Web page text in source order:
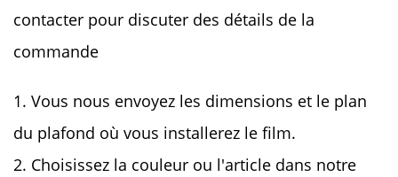
contacter pour discuter des détails de la
commande
1. Vous nous envoyez les dimensions et le plan
du plafond où vous installerez le film.
2. Choisissez la couleur ou l'article dans notre